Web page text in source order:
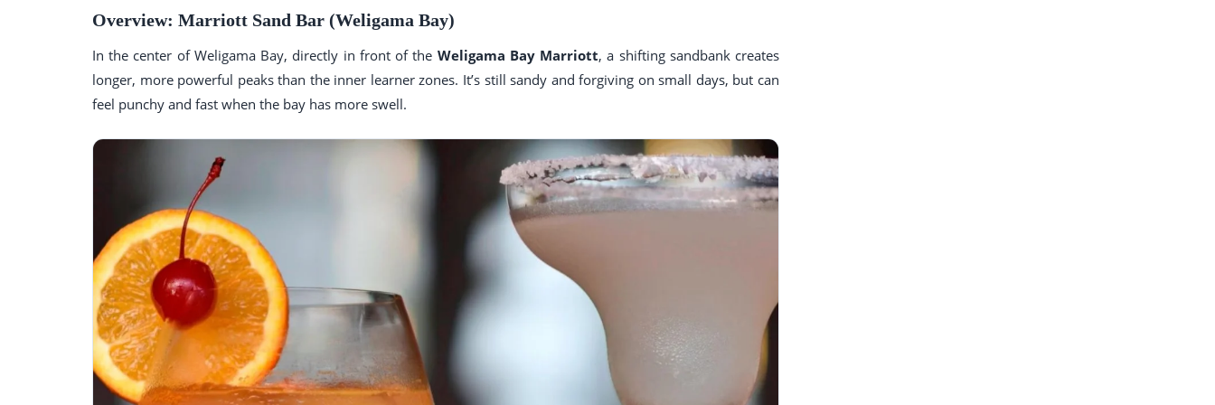
Overview: Marriott Sand Bar (Weligama Bay)
In the center of Weligama Bay, directly in front of the Weligama Bay Marriott, a shifting sandbank creates
longer, more powerful peaks than the inner learner zones. It’s still sandy and forgiving on small days, but can
feel punchy and fast when the bay has more swell.